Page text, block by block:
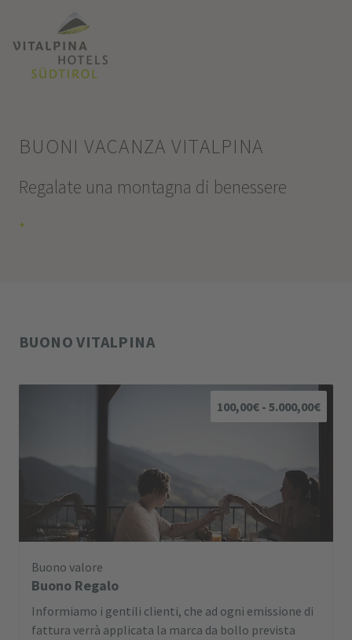
BUONI VACANZA VITALPINA
Regalate una montagna di benessere
+
BUONO VITALPINA
100,00€ - 5.000,00€
Buono valore
Buono Regalo
Informiamo i gentili clienti, che ad ogni emissione di
fattura verrà applicata la marca da bollo prevista